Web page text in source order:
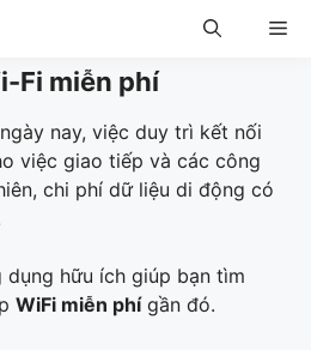
Fi miễn phí
nay, việc duy trì kết nối
việc giao tiếp và các công
chi phí dữ liệu di động có
dụng hữu ích giúp bạn tìm
WiFi miễn phígần đó.